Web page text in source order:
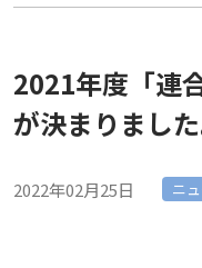
2021年度「連
が決まりました
2022年02月25日 ニ